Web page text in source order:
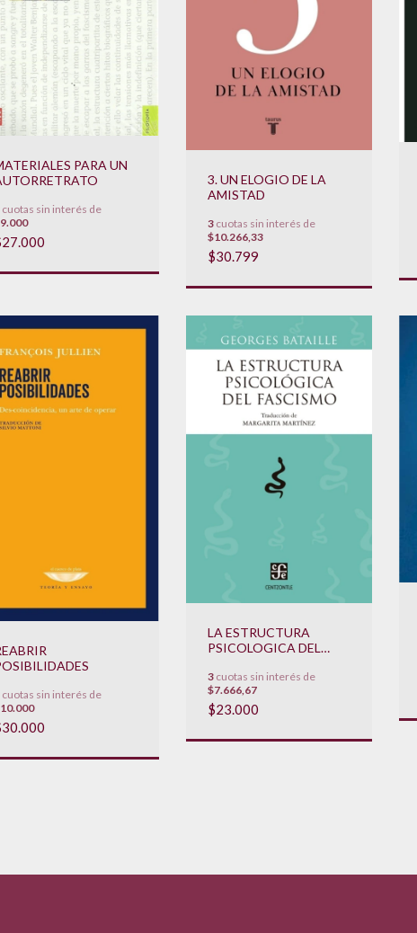
PARA UN
cuotas sin interés de
3. UN ELOGIO DE LA
AMISTAD
3cuotas sin interés de
$10.266,33
$30.799
cuotas sin interés de
LA ESTRUCTURA
PSICOLOGICA DEL
3cuotas sin interés de
$7.666,67
$23.000